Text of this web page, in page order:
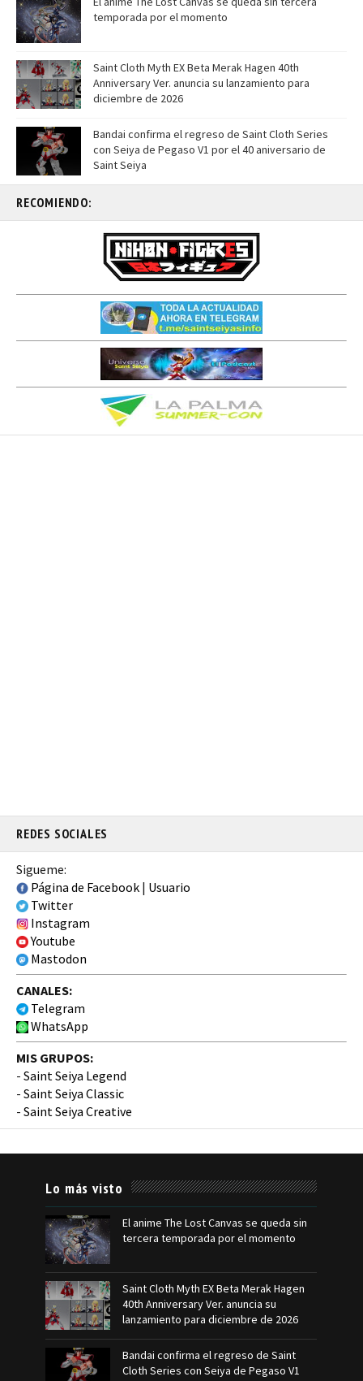
temporada por el momento
Saint Cloth Myth EX Beta Merak Hagen 40th
Anniversary Ver. anuncia su lanzamiento para
diciembre de 2026
Bandai confirma el regreso de Saint Cloth Series
con Seiya de Pegaso V1 por el 40 aniversario de
Saint Seiya
RECOMIENDO:
REDES SOCIALES
Sigueme:
Página de Facebook | Usuario
Twitter
Instagram
Youtube
Mastodon
CANALES:
Telegram
WhatsApp
MIS GRUPOS:
- Saint Seiya Legend
- Saint Seiya Classic
- Saint Seiya Creative
Lo más visto
El anime The Lost Canvas se queda sin
tercera temporada por el momento
Saint Cloth Myth EX Beta Merak Hagen
40th Anniversary Ver. anuncia su
lanzamiento para diciembre de 2026
Bandai confirma el regreso de Saint
Cloth Series con Seiya de Pegaso V1